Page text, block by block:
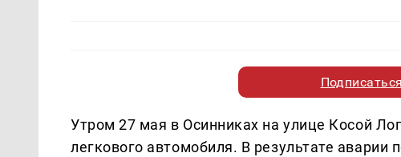
Утром 27 мая в Осинниках на улице Косой
легкового автомобиля. В результате